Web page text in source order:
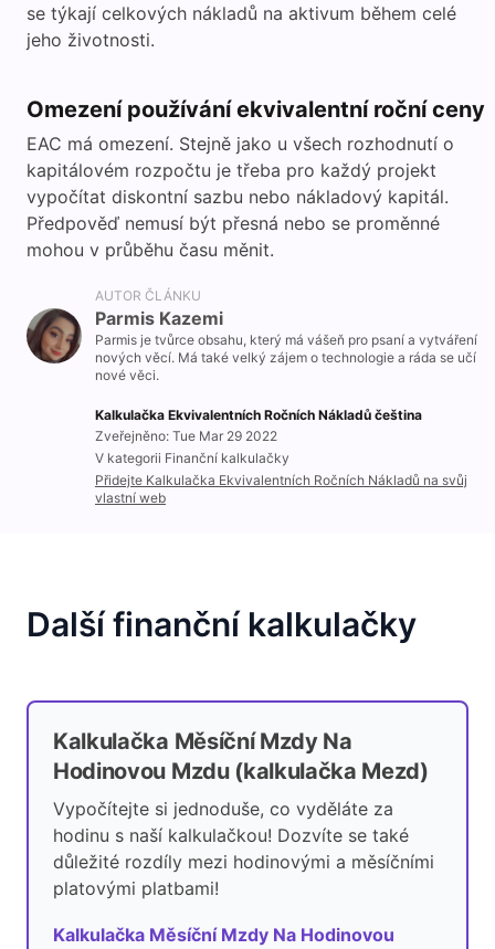
se týkají celkových nákladů na aktivum během celé
jeho životnosti.
Omezení používání ekvivalentní roční ceny
EAC má omezení. Stejně jako u všech rozhodnutí o
kapitálovém rozpočtu je třeba pro každý projekt
vypočítat diskontní sazbu nebo nákladový kapitál.
Předpověď nemusí být přesná nebo se proměnné
mohou v průběhu času měnit.
AUTOR ČLÁNKU
Parmis Kazemi
Parmis je tvůrce obsahu, který má vášeň pro psaní a vytváření
nových věcí. Má také velký zájem o technologie a ráda se učí
nové věci.
Kalkulačka Ekvivalentních Ročních Nákladů čeština
Zveřejněno: Tue Mar 29 2022
V kategorii Finanční kalkulačky
Přidejte Kalkulačka Ekvivalentních Ročních Nákladů na svůj
vlastní web
Další finanční kalkulačky
Kalkulačka Měsíční Mzdy Na
Hodinovou Mzdu (kalkulačka Mezd)
Vypočítejte si jednoduše, co vyděláte za
hodinu s naší kalkulačkou! Dozvíte se také
důležité rozdíly mezi hodinovými a měsíčními
platovými platbami!
Kalkulačka Měsíční Mzdy Na Hodinovou